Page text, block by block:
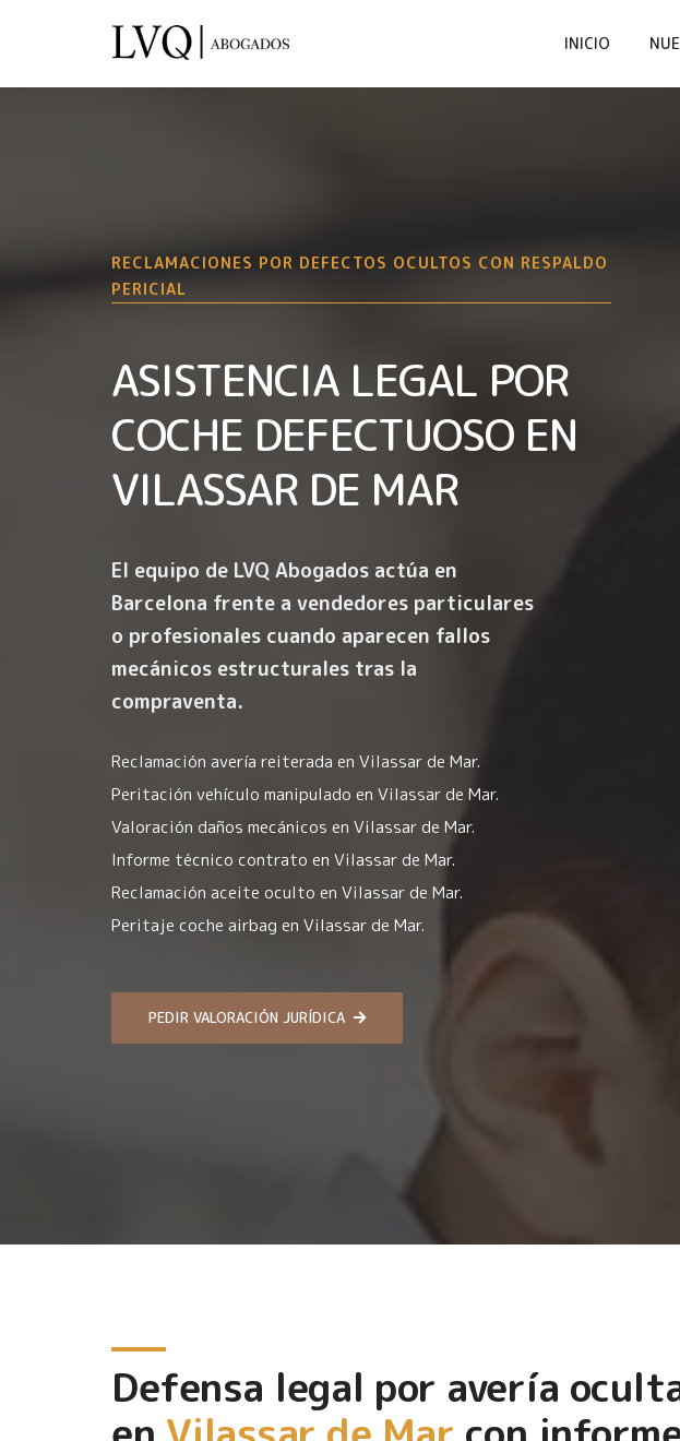
INICIO
RECLAMACIONES POR DEFECTOS OCULTOS CON RESPALDO
PERICIAL
ASISTENCIA LEGAL POR
COCHE DEFECTUOSO EN
VILASSAR DE MAR
El equipo de LVQ Abogados actúa en
Barcelona frente a vendedores particulares
o profesionales cuando aparecen fallos
mecánicos estructurales tras la
compraventa.
Reclamación avería reiterada en Vilassar de Mar.
Peritación vehículo manipulado en Vilassar de Mar.
Valoración daños mecánicos en Vilassar de Mar.
Informe técnico contrato en Vilassar de Mar.
Reclamación aceite oculto en Vilassar de Mar.
Peritaje coche airbag en Vilassar de Mar.
PEDIR VALORACIÓN JURÍDICA
Defensa legal por avería